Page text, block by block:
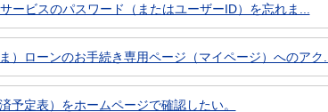
ービスのパスワード（またはユーザーID）を忘れま...
）ローンのお手続き専用ページ（マイページ）へのアク...
予定表）をホームページで確認したい。